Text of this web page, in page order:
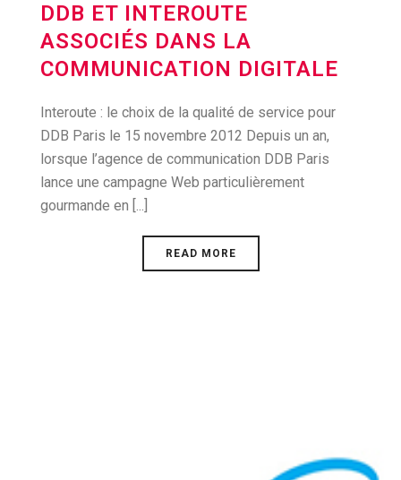
DDB ET INTEROUTE
ASSOCIÉS DANS LA
COMMUNICATION DIGITALE
Interoute : le choix de la qualité de service pour
DDB Paris le 15 novembre 2012 Depuis un an,
lorsque l’agence de communication DDB Paris
lance une campagne Web particulièrement
gourmande en [...]
READ MORE